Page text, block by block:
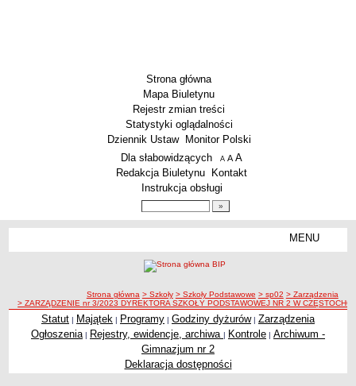
Strona główna
Mapa Biuletynu
Rejestr zmian treści
Statystyki oglądalności
Dziennik Ustaw
Monitor Polski
Menu dodatkowe
Dla słabowidzących A pomniejsz czcionkę
A standardowy rozmiar czcionki
A
Redakcja Biuletynu
Kontakt
Instrukcja obsługi
MENU
Zespoły Szkół
Techniczne Zakłady Naukowe
Przedszkola Miejskie
ścieżka nawigacji
Strona główna > Szkoły > Szkoły Podstawowe > sp02 > Zarządzenia
> ZARZĄDZENIE nr 3/2023 DYREKTORA SZKOŁY PODSTAWOWEJ NR 2 W
Statut | Majątek | Programy | Godziny dyżurów| Zarządzenia
Ogłoszenia | Rejestry, ewidencje, archiwa | Kontrole | Archiwum -
Gimnazjum nr 2
Deklaracja dostępności